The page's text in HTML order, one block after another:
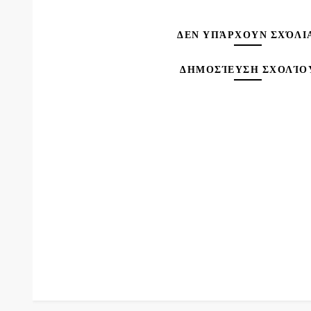
ΔΕΝ ΥΠΆΡΧΟΥΝ
ΔΗΜΟΣΊΕΥΣΗ